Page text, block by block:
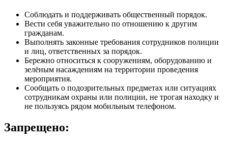
Соблюдать и поддерживать общественный порядок.
Вести себя уважительно по отношению к другим
гражданам.
Выполнять законные требования сотрудников полиции
и лиц, ответственных за порядок.
Бережно относиться к сооружениям, оборудованию и
зелёным насаждениям на территории проведения
мероприятия.
Сообщать о подозрительных предметах или ситуациях
сотрудникам охраны или полиции, не трогая находку и
не пользуясь рядом мобильным телефоном.
Запрещено: